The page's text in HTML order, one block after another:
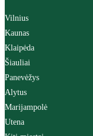
Vilnius
Kaunas
Klaipėda
Šiauliai
Panevėžys
Alytus
Marijampolė
Utena